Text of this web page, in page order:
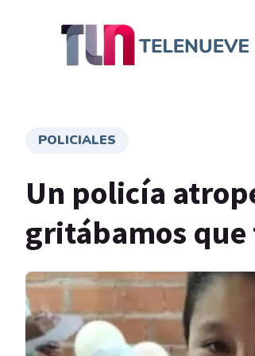
POLICIALES
Un policía
gritábamos